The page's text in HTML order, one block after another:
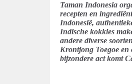
Taman Indonesia
recepten en
Indonesië,
Indische kokkies
andere diverse
Krontjong Toegoe en
bijzondere act komt